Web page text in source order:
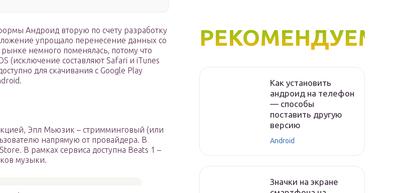
Андроид вторую по счету разработку
упрощало перенесение данных со
немного поменялась, потому что
(исключение составляют Safari и iTunes
для скачивания с Google Play
Эпл Мьюзик – стримминговый (или
напрямую от провайдера. В
В рамках сервиса доступна Beats 1 –
музыки.
РЕКОМЕНДУЕМ
Как установить
андроид на телефон
— способы
поставить другую
версию
Android
Значки на экране